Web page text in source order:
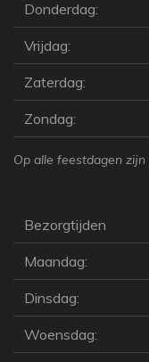
Donderdag:
Vrijdag:
Zaterdag:
Zondag:
Op alle feestdagen zijn
Bezorgtijden
Maandag:
Dinsdag:
Woensdag: